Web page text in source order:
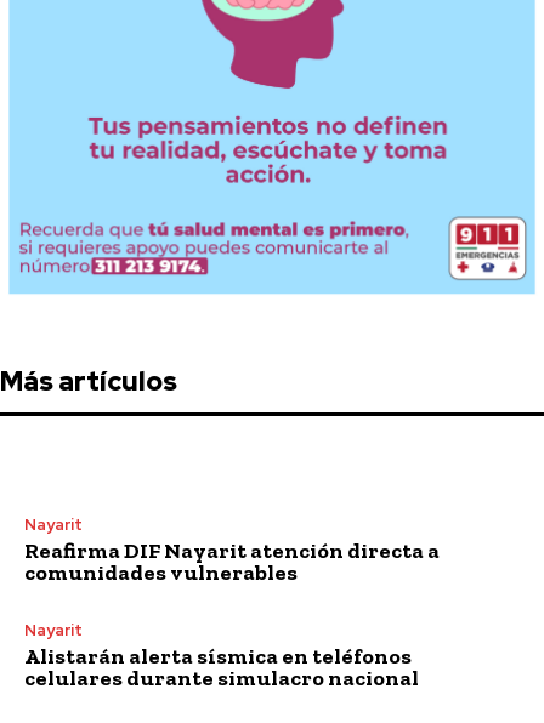
Más artículos
Nayarit
Reafirma DIF Nayarit atención directa a
comunidades vulnerables
Nayarit
Alistarán alerta sísmica en teléfonos
celulares durante simulacro nacional